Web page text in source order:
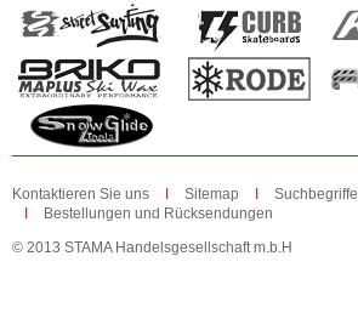
Kontaktieren Sie uns Sitemap Suchbegriffe
Bestellungen und Rücksendungen
© 2013 STAMA Handelsgesellschaft m.b.H